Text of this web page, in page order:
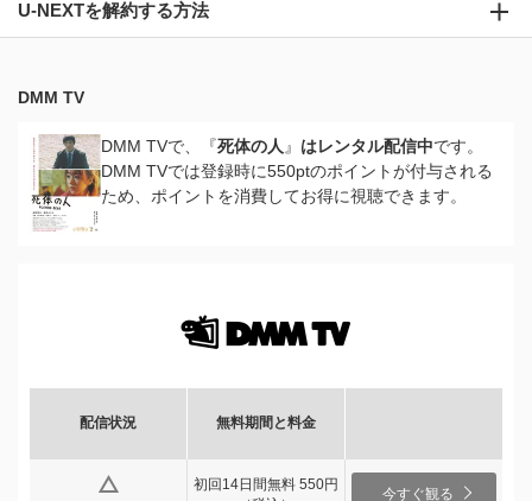
U-NEXTを解約する方法
DMM TV
DMM TVで、『死体の人 』 はレンタル配信中です。
DMM TVでは登録時に550ptのポイントが付与される
ため、ポイントを消費してお得に視聴できます。
配信状況 無料期間と料金
初回14日間無料 550円
今すぐ観る